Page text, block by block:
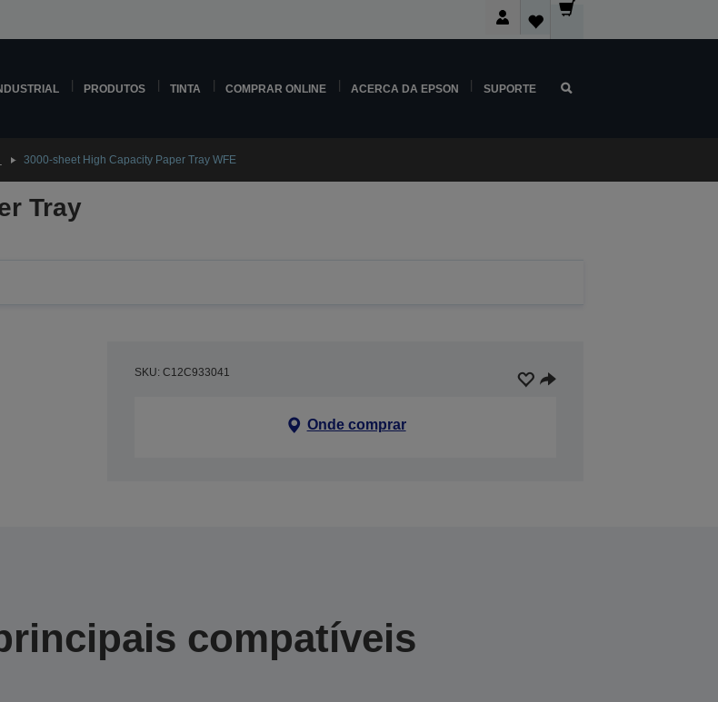
PRODUTOS TINTA COMPRAR ONLINE ACERCA DA EPSON SUPORTE
3000-sheet High Capacity Paper Tray WFE
Tray
SKU: C12C933041
Onde comprar
compatíveis